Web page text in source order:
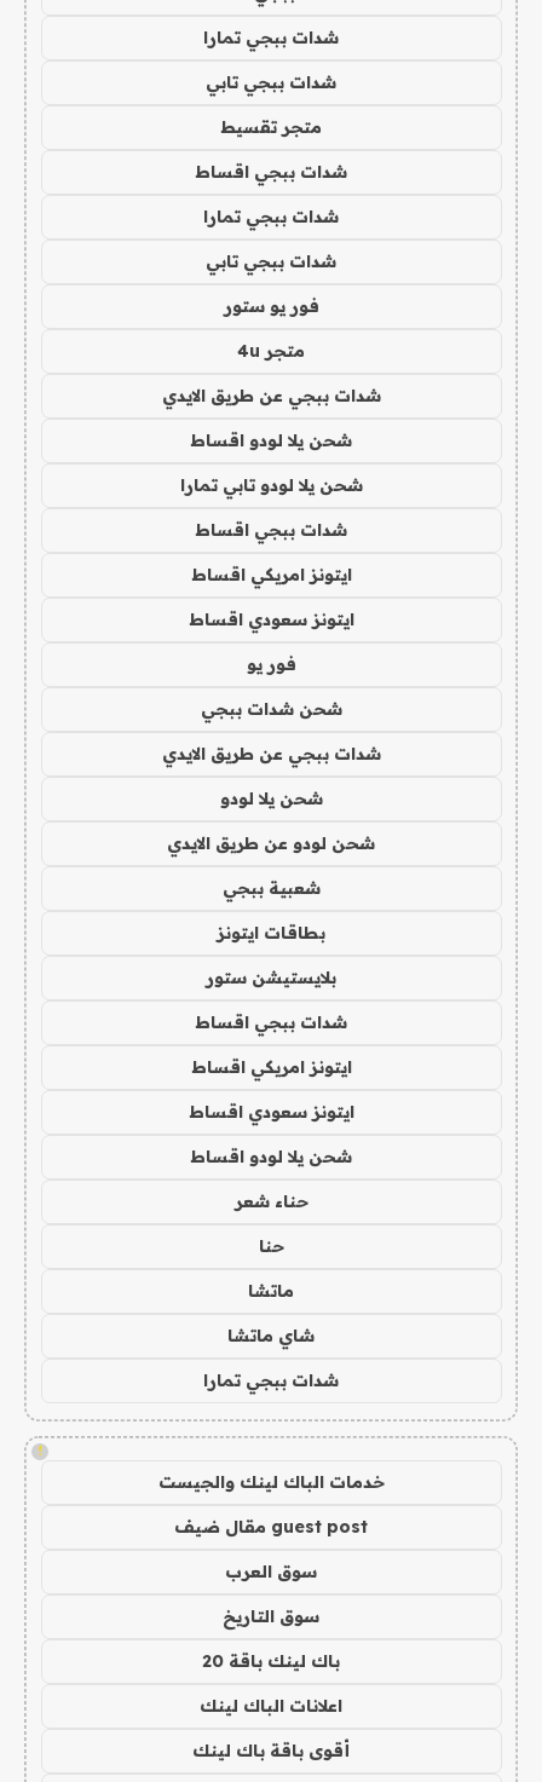
شدات ببجي تمارا
شدات ببجي تابي
متجر تقسيط
شدات ببجي اقساط
شدات ببجي تمارا
شدات ببجي تابي
فور يو ستور
متجر 4u
شدات ببجي عن طريق الايدي
شحن يلا لودو اقساط
شحن يلا لودو تابي تمارا
شدات ببجي اقساط
ايتونز امريكي اقساط
ايتونز سعودي اقساط
فور يو
شحن شدات ببجي
شدات ببجي عن طريق الايدي
شحن يلا لودو
شحن لودو عن طريق الايدي
شعبية ببجي
بطاقات ايتونز
بلايستيشن ستور
شدات ببجي اقساط
ايتونز امريكي اقساط
ايتونز سعودي اقساط
شحن يلا لودو اقساط
حناء شعر
حنا
ماتشا
شاي ماتشا
شدات ببجي تمارا
!
خدمات الباك لينك والجيست
guest post مقال ضيف
سوق العرب
سوق التاريخ
باك لينك باقة 20
اعلانات الباك لينك
أقوى باقة باك لينك